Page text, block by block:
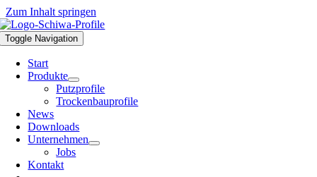
Zum Inhalt springen
Toggle Navigation
Start
Produkte
Putzprofile
Trockenbauprofile
News
Downloads
Unternehmen
Jobs
Kontakt